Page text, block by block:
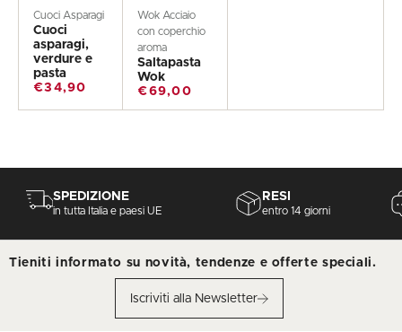
Cuoci Asparagi
Cuoci
asparagi,
verdure e
pasta
€34,90
Wok Acciaio
con coperchio
aroma
Saltapasta
Wok
€69,00
SPEDIZIONE
in tutta Italia e paesi UE
RESI
entro 14 giorni
Tieniti informato su novità, tendenze e offerte speciali.
Iscriviti alla Newsletter